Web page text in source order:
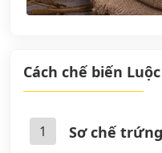
Cách chế biến
1
Sơ chế trứng